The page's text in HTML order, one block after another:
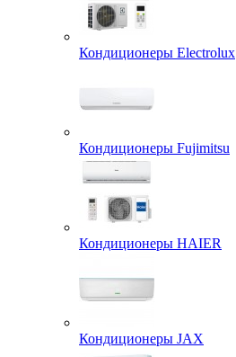
Кондиционеры Electrolux
Кондиционеры Fujimitsu
Кондиционеры HAIER
Кондиционеры JAX